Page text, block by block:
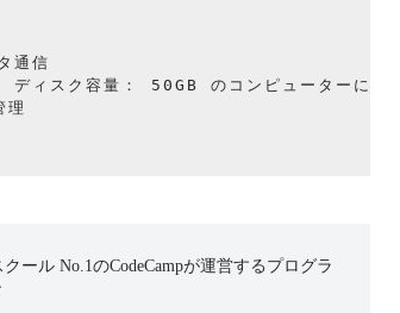
通信
スク容量： 50GB のコンピューターに保存
理
ール No.1のCodeCampが運営するプログラ